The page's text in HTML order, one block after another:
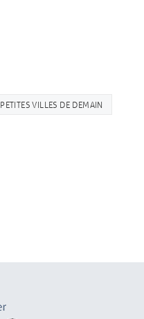
PETITES VILLES DE DEMAIN